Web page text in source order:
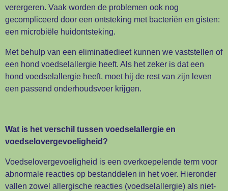
verergeren. Vaak worden de problemen ook nog
gecompliceerd door een ontsteking met bacteriën en gisten:
een microbiële huidontsteking.
Met behulp van een eliminatiedieet kunnen we vaststellen of
een hond voedselallergie heeft. Als het zeker is dat een
hond voedselallergie heeft, moet hij de rest van zijn leven
een passend onderhoudsvoer krijgen.
Wat is het verschil tussen voedselallergie en
voedselovergevoeligheid?
Voedselovergevoeligheid is een overkoepelende term voor
abnormale reacties op bestanddelen in het voer. Hieronder
vallen zowel allergische reacties (voedselallergie) als niet-